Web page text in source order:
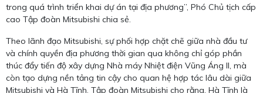
trong quá trình triển khai dự án tại địa phương”, Phó Chủ tịch cấp
cao Tập đoàn Mitsubishi chia sẻ.
Theo lãnh đạo Mitsubishi, sự phối hợp chặt chẽ giữa nhà đầu tư
và chính quyền địa phương thời gian qua không chỉ góp phần
thúc đẩy tiến độ xây dựng Nhà máy Nhiệt điện Vũng Áng II, mà
còn tạo dựng nền tảng tin cậy cho quan hệ hợp tác lâu dài giữa
Mitsubishi và Hà Tĩnh. Tập đoàn Mitsubishi cho rằng, Hà Tĩnh là